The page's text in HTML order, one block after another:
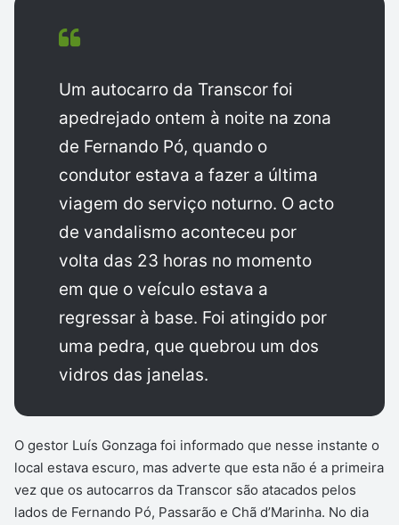
Um autocarro da Transcor foi
apedrejado ontem à noite na zona
de Fernando Pó, quando o
condutor estava a fazer a última
viagem do serviço noturno. O acto
de vandalismo aconteceu por
volta das 23 horas no momento
em que o veículo estava a
regressar à base. Foi atingido por
uma pedra, que quebrou um dos
vidros das janelas.
O gestor Luís Gonzaga foi informado que nesse instante o
local estava escuro, mas adverte que esta não é a primeira
vez que os autocarros da Transcor são atacados pelos
lados de Fernando Pó, Passarão e Chã d’Marinha. No dia